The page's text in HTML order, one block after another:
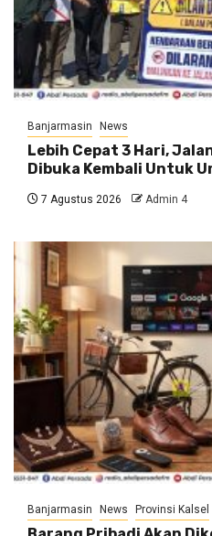
Banjarmasin News
Lebih Cepat 3 Hari,
Dibuka Kembali Untuk
7 Agustus 2026 Admin 4
Banjarmasin News Provinsi Kalsel